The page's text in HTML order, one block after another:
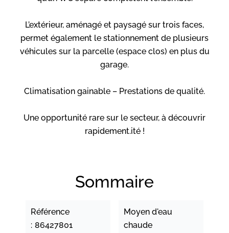
L’extérieur, aménagé et paysagé sur trois faces,
permet également le stationnement de plusieurs
véhicules sur la parcelle (espace clos) en plus du
garage.
Climatisation gainable – Prestations de qualité.
Une opportunité rare sur le secteur, à découvrir
rapidement.ité !
Sommaire
Référence
86427801
Moyen d'eau
chaude